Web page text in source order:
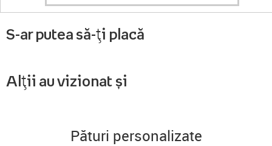
S-ar putea să-ți placă
Alții au vizionat și
Pături personalizate